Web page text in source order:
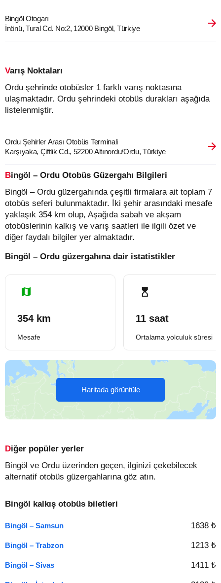
Bingöl Otogarı
İnönü, Tural Cd. No:2, 12000 Bingöl, Türkiye
Varış Noktaları
Ordu şehrinde otobüsler 1 farklı varış noktasına
ulaşmaktadır. Ordu şehrindeki otobüs durakları aşağıda
listelenmiştir.
Ordu Şehirler Arası Otobüs Terminali
Karşıyaka, Çiftlik Cd., 52200 Altınordu/Ordu, Türkiye
Bingöl – Ordu Otobüs Güzergahı Bilgileri
Bingöl – Ordu güzergahında çeşitli firmalara ait toplam 7
otobüs seferi bulunmaktadır. İki şehir arasındaki mesafe
yaklaşık 354 km olup, Aşağıda sabah ve akşam
otobüslerinin kalkış ve varış saatleri ile ilgili özet ve
diğer faydalı bilgiler yer almaktadır.
Bingöl – Ordu güzergahına dair istatistikler
354 km
Mesafe
11 saat
Ortalama yolculuk süresi
Haritada görüntüle
Diğer popüler yerler
Bingöl ve Ordu üzerinden geçen, ilginizi çekebilecek
alternatif otobüs güzergahlarına göz atın.
Bingöl kalkış otobüs biletleri
Bingöl – Samsun 1638 ₺
Bingöl – Trabzon 1213 ₺
Bingöl – Sivas 1411 ₺